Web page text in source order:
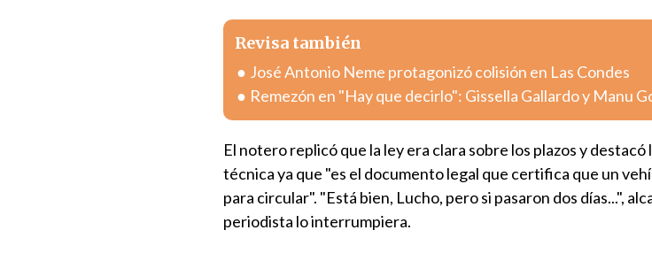
Revisa también
José Antonio Neme protagonizó colisión en Las Condes
Remezón en "Hay que decirlo": Gissella Gallardo y Manu
El notero replicó que la ley era clara sobre los plazos y
técnica ya que "es el documento legal que certifica que un
para circular". "Está bien, Lucho, pero si pasaron dos días...",
periodista lo interrumpiera.